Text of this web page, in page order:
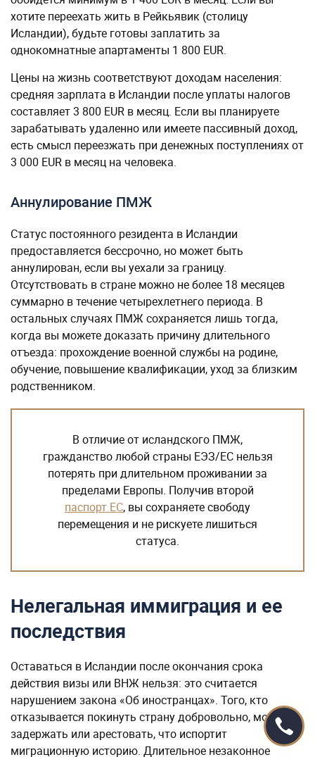
хотите переехать жить в Рейкьявик (столицу
Исландии), будьте готовы заплатить за
однокомнатные апартаменты 1 800 EUR.
Цены на жизнь соответствуют доходам населения:
средняя зарплата в Исландии после уплаты налогов
составляет 3 800 EUR в месяц. Если вы планируете
зарабатывать удаленно или имеете пассивный доход,
есть смысл переезжать при денежных поступлениях от
3 000 EUR в месяц на человека.
Аннулирование ПМЖ
Статус постоянного резидента в Исландии
предоставляется бессрочно, но может быть
аннулирован, если вы уехали за границу.
Отсутствовать в стране можно не более 18 месяцев
суммарно в течение четырехлетнего периода. В
остальных случаях ПМЖ сохраняется лишь тогда,
когда вы можете доказать причину длительного
отъезда: прохождение военной службы на родине,
обучение, повышение квалификации, уход за близким
родственником.
В отличие от исландского ПМЖ,
гражданство любой страны ЕЭЗ/ЕС нельзя
потерять при длительном проживании за
пределами Европы. Получив второй
паспорт ЕС, вы сохраняете свободу
перемещения и не рискуете лишиться
статуса.
Нелегальная иммиграция и ее
последствия
Оставаться в Исландии после окончания срока
действия визы или ВНЖ нельзя: это считается
нарушением закона «Об иностранцах». Того, кто
отказывается покинуть страну добровольно, могут
задержать или арестовать, что испортит
миграционную историю. Длительное незаконное